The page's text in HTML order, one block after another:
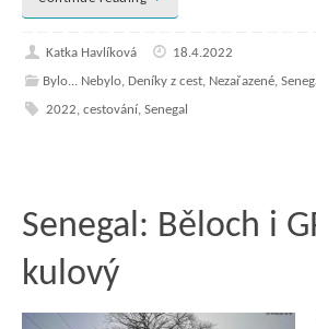
Katka Havlíková
18.4.2022
Bylo... Nebylo, Deníky z cest, Nezařazené,
2022, cestování, Senegal
Senegal: Běloch i
kulový